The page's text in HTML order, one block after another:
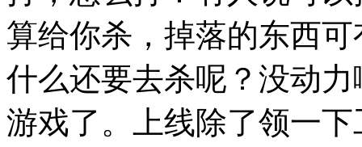
算给你杀，掉落的东西
什么还要去杀呢？没动
游戏了。上线除了领一